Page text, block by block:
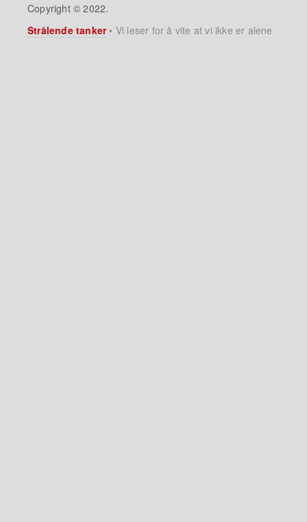
Copyright © 2022.
Strålende tanker• Vi leser for å vite at vi ikke er alene